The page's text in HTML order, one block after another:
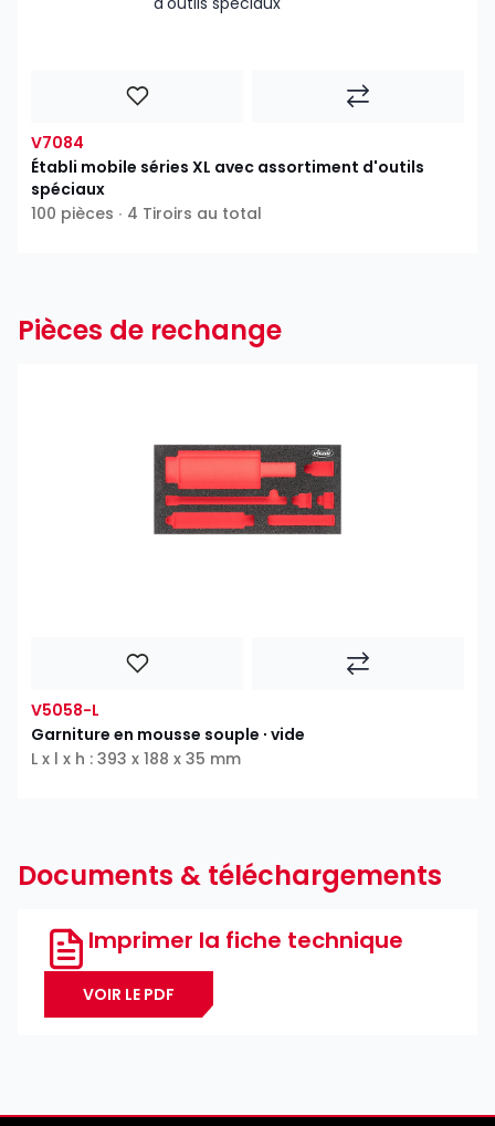
V7084
Établi mobile séries XL avec assortiment d'outils
spéciaux
100 pièces ∙ 4 Tiroirs au total
Pièces de rechange
V5058-L
Garniture en mousse souple ∙ vide
L x l x h : 393 x 188 x 35 mm
Documents & téléchargements
Imprimer la fiche technique
VOIR LE PDF